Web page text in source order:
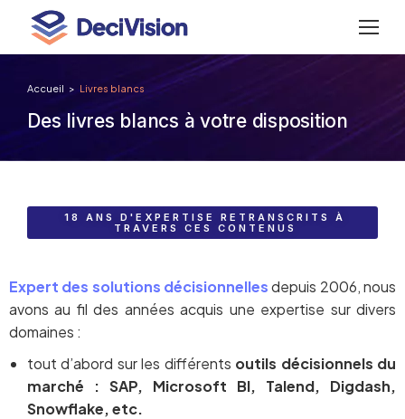
Des livres blancs à votre disposition
Vous êtes ici :
Accueil Livres blancs
18 ANS D'EXPERTISE RETRANSCRITS À
TRAVERS CES CONTENUS
Expert des solutions décisionnellesdepuis 2006, nous
avons au fil des années acquis une expertise sur divers
domaines :
tout d’abord sur les différents outils décisionnels du
marché : SAP, Microsoft BI, Talend, Digdash,
Snowflake, etc.